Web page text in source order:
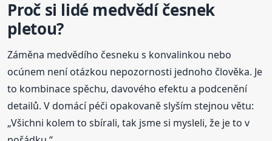
Proč si lidé medvědí česnek
pletou?
Záměna medvědího česneku s konvalinkou nebo
ocúnem není otázkou nepozornosti jednoho člověka. Je
to kombinace spěchu, davového efektu a podcenění
detailů. V domácí péči opakovaně slyším stejnou větu:
„Všichni kolem to sbírali, tak jsme si mysleli, že je to v